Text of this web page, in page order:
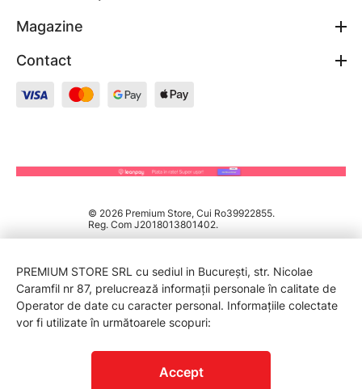
Magazine
Contact
© 2026 Premium Store, Cui Ro39922855.
Reg. Com J2018013801402.
PREMIUM STORE SRL cu sediul in București, str. Nicolae
Caramfil nr 87, prelucrează informații personale în calitate de
Operator de date cu caracter personal. Informațiile colectate
vor fi utilizate în următoarele scopuri:
Accept